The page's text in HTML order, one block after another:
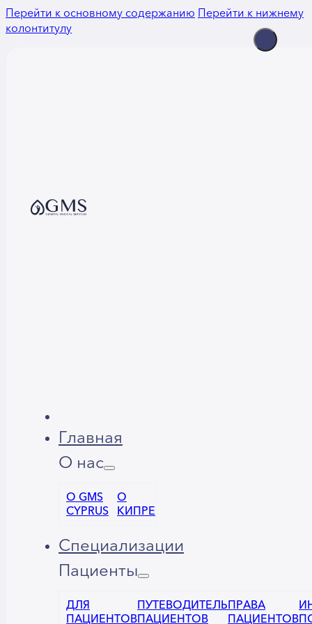
Перейти к основному содержаниюПерейти к нижнему
колонтитулу
Главная
О нас
О GMS
CYPRUS
О
КИПРЕ
Специализации
Пациенты
ДЛЯ
ПАЦИЕНТОВ
ПУТЕВОДИТЕЛЬ
ПАЦИЕНТОВ
ПРАВА
ПАЦИЕНТОВ